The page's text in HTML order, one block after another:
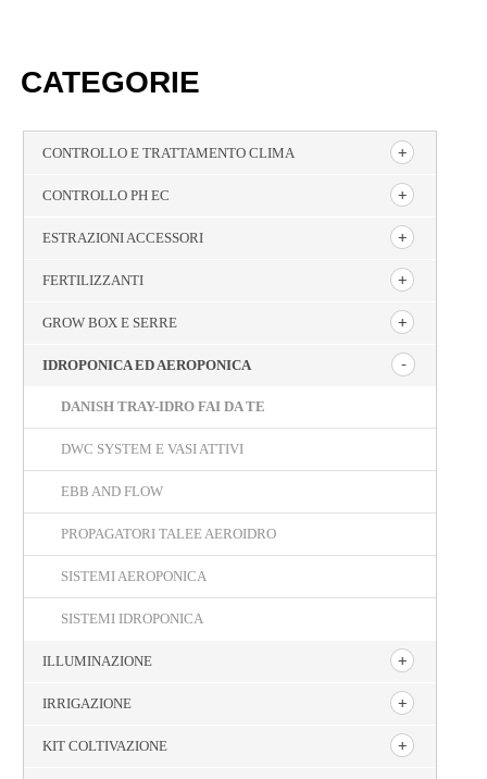
CATEGORIE
CONTROLLO E TRATTAMENTO CLIMA
CONTROLLO PH EC
ESTRAZIONI ACCESSORI
FERTILIZZANTI
GROW BOX E SERRE
IDROPONICA ED AEROPONICA
DANISH TRAY-IDRO FAI DA TE
DWC SYSTEM E VASI ATTIVI
EBB AND FLOW
PROPAGATORI TALEE AEROIDRO
SISTEMI AEROPONICA
SISTEMI IDROPONICA
ILLUMINAZIONE
IRRIGAZIONE
KIT COLTIVAZIONE